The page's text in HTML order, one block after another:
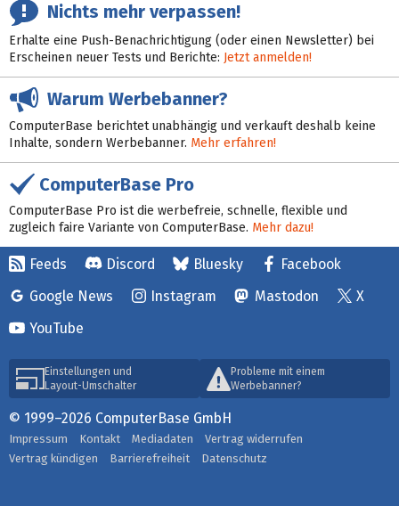
Nichts mehr verpassen!
Erhalte eine Push-Benachrichtigung (oder einen Newsletter) bei
Erscheinen neuer Tests und Berichte: Jetzt anmelden!
Warum Werbebanner?
ComputerBase berichtet unabhängig und verkauft deshalb keine
Inhalte, sondern Werbebanner. Mehr erfahren!
ComputerBase Pro
ComputerBase Pro ist die werbefreie, schnelle, flexible und
zugleich faire Variante von ComputerBase. Mehr dazu!
Feeds Discord Bluesky
Facebook
Google News
Instagram Mastodon
X
YouTube
Einstellungen und
Layout-Umschalter
Probleme mit einem
Werbebanner?
© 1999–2026 ComputerBase GmbH
Impressum Kontakt Mediadaten
Vertrag widerrufen
Vertrag kündigen
Barrierefreiheit Datenschutz